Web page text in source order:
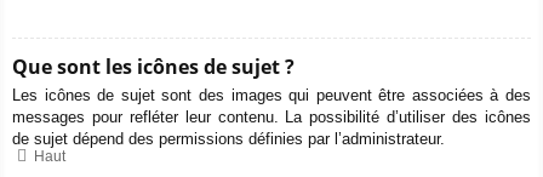
Que sont les icônes de sujet ?
Les icônes de sujet sont des images qui peuvent être associées à des
messages pour refléter leur contenu. La possibilité d’utiliser des icônes
de sujet dépend des permissions définies par l’administrateur.
Haut